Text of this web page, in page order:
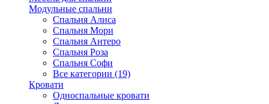
Модульные спальни
Спальня Алиса
Спальня Мори
Спальня Антеро
Спальня Роза
Спальня Софи
Все категории (19)
Кровати
Односпальные кровати